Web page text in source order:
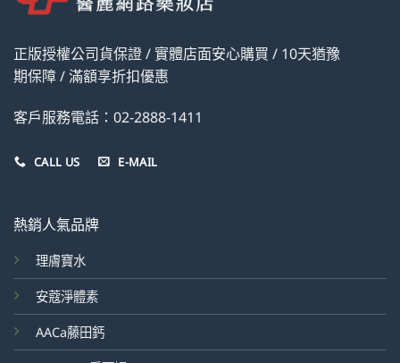
正版授權公司貨保證 / 實體店面安心購買 / 10天猶豫
期保障 / 滿額享折扣優惠
客戶服務電話：02-2888-1411
CALL US E-MAIL
熱銷人氣品牌
理膚寶水
安蔻淨體素
AACa藤田鈣